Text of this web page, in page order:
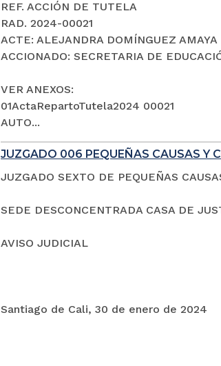
REF. ACCIÓN DE TUTELA
RAD. 2024-00021
ACTE: ALEJANDRA DOMÍNGUEZ AMAYA
ACCIONADO: SECRETARIA DE
VER ANEXOS:
01ActaRepartoTutela2024 00021
AUTO...
JUZGADO 006 PEQUEÑAS CAUSAS Y
JUZGADO SEXTO DE PEQUEÑAS
SEDE DESCONCENTRADA CASA DE
AVISO JUDICIAL
Santiago de Cali, 30 de enero de 2024